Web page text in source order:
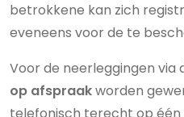
betrokkene kan zich
eveneens voor de te
Voor de neerleggingen via
op afspraakworden